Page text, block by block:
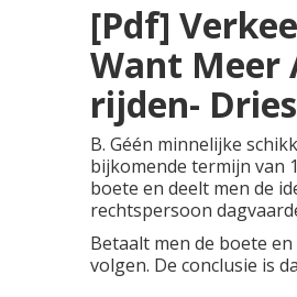
[Pdf]
Want Meer
rijden-
B. Géén minnelijke
bijkomende termijn van
boete en deelt men de
rechtspersoon
Betaalt men de boete
volgen. De conclusie is